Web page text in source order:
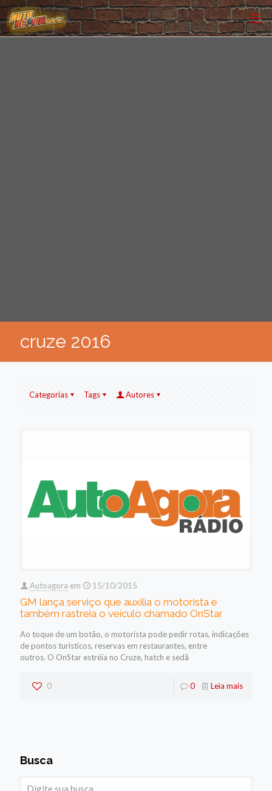
cruze 2016
Categorias Tags Autores
Autoagora em 15/10/2015
GM lança serviço que auxilia o motorista e
também rastreia o veículo chamado OnStar
Ao toque de um botão, o motorista pode pedir rotas, indicações
de pontos turísticos, reservas em restaurantes, entre
outros. O OnStar estréia no Cruze, hatch e sedã
0 0 Leia mais
Busca